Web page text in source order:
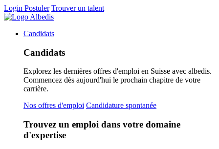
Login Postuler Trouver un talent
Candidats
Candidats
Explorez les dernières offres d'emploi en Suisse avec albedis.
Commencez dès aujourd'hui le prochain chapitre de votre
carrière.
Nos offres d'emploi Candidature spontanée
Trouvez un emploi dans votre domaine
d'expertise